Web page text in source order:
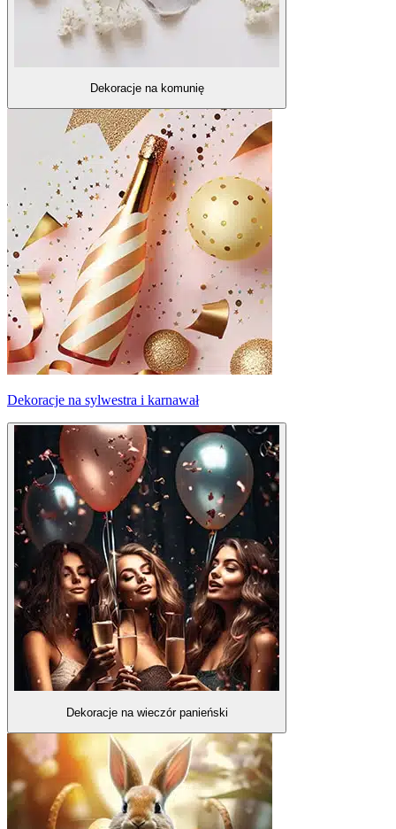
Dekoracje na komunię
Dekoracje na sylwestra i karnawał
Dekoracje na wieczór panieński